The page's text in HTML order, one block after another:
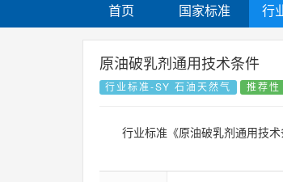
首页 国家标准 行
原油破乳剂通用技术条件
行业标准-SY 石油天然气 推荐性
行业标准《原油破乳剂通用技